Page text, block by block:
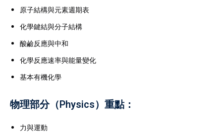
provide expert,
for students
Each IB Tutor
and experienced in
tailored to meet
an IB Tutor to
原子結構與元素週期表
化學鍵結與分子結構
酸鹼反應與中和
化學反應速率與能量變化
基本有機化學
物理部分（Physics）重點：
力與運動